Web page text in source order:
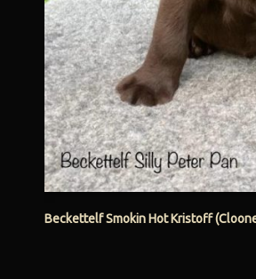
Beckettelf Smokin Hot Kristoff